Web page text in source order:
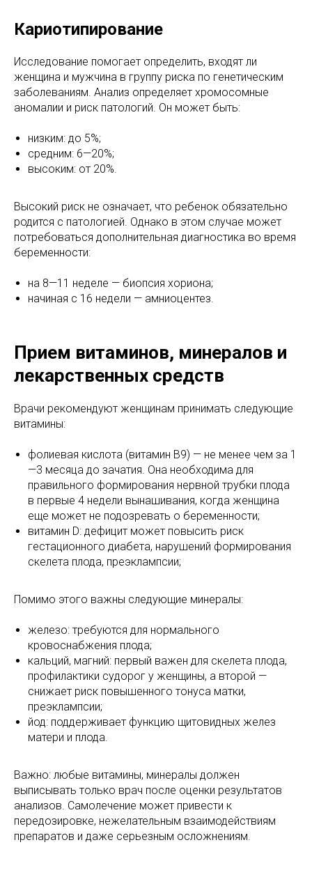
Кариотипирование
Исследование помогает определить, входят ли
женщина и мужчина в группу риска по генетическим
заболеваниям. Анализ определяет хромосомные
аномалии и риск патологий. Он может быть:
низким: до 5%;
средним: 6—20%;
высоким: от 20%.
Высокий риск не означает, что ребенок обязательно
родится с патологией. Однако в этом случае может
потребоваться дополнительная диагностика во время
беременности:
на 8—11 неделе — биопсия хориона;
начиная с 16 недели — амниоцентез.
Прием витаминов, минералов и
лекарственных средств
Врачи рекомендуют женщинам принимать следующие
витамины:
фолиевая кислота (витамин B9) — не менее чем за 1
—3 месяца до зачатия. Она необходима для
правильного формирования нервной трубки плода
в первые 4 недели вынашивания, когда женщина
еще может не подозревать о беременности;
витамин D: дефицит может повысить риск
гестационного диабета, нарушений формирования
скелета плода, преэклампсии;
Помимо этого важны следующие минералы:
железо: требуются для нормального
кровоснабжения плода;
кальций, магний: первый важен для скелета плода,
профилактики судорог у женщины, а второй —
снижает риск повышенного тонуса матки,
преэклампсии;
йод: поддерживает функцию щитовидных желез
матери и плода.
Важно: любые витамины, минералы должен
выписывать только врач после оценки результатов
анализов. Самолечение может привести к
передозировке, нежелательным взаимодействиям
препаратов и даже серьезным осложнениям.